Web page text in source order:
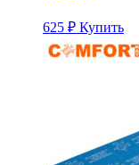
625 ₽ Купить